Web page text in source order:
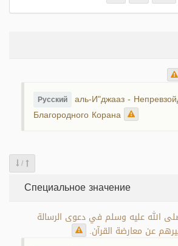
Русский аль-И"джааз -
Благородного Корана
/
Специальное значение
الله عليه وسلم في دعوى الرسالة
عن معارضة القرآن.